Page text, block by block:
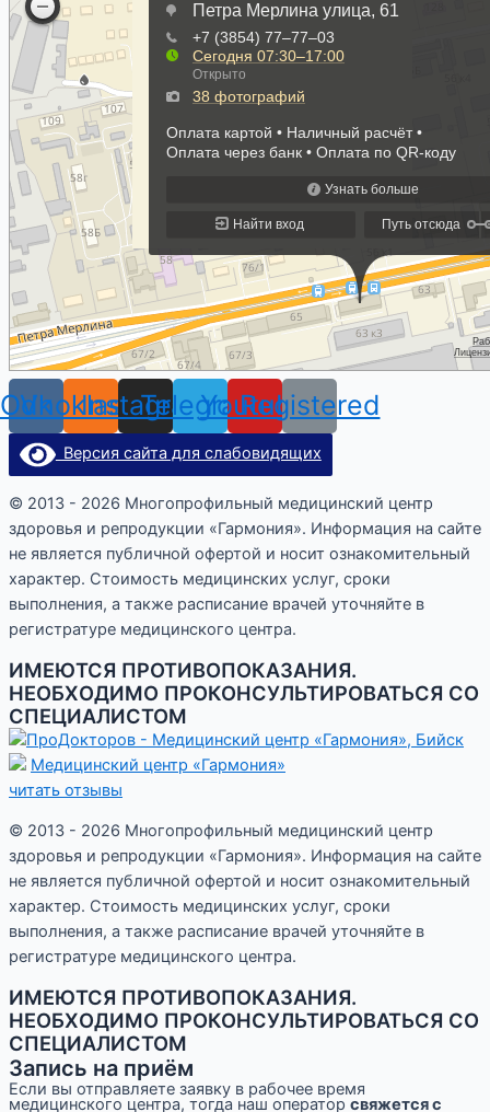
Vk
Odnoklassniki
Instagram
Telegram
Youtube
Registered
Версия сайта для слабовидящих
© 2013 - 2026 Многопрофильный медицинский центр
здоровья и репродукции «Гармония». Информация на сайте
не является публичной офертой и носит ознакомительный
характер. Стоимость медицинских услуг, сроки
выполнения, а также расписание врачей уточняйте в
регистратуре медицинского центра.
ИМЕЮТСЯ ПРОТИВОПОКАЗАНИЯ.
НЕОБХОДИМО ПРОКОНСУЛЬТИРОВАТЬСЯ СО
СПЕЦИАЛИСТОМ
Медицинский центр «Гармония»
читать отзывы
© 2013 - 2026 Многопрофильный медицинский центр
здоровья и репродукции «Гармония». Информация на сайте
не является публичной офертой и носит ознакомительный
характер. Стоимость медицинских услуг, сроки
выполнения, а также расписание врачей уточняйте в
регистратуре медицинского центра.
ИМЕЮТСЯ ПРОТИВОПОКАЗАНИЯ.
НЕОБХОДИМО ПРОКОНСУЛЬТИРОВАТЬСЯ СО
СПЕЦИАЛИСТОМ
Запись на приём
Если вы отправляете заявку в рабочее время
медицинского центра, тогда наш оператор свяжется с